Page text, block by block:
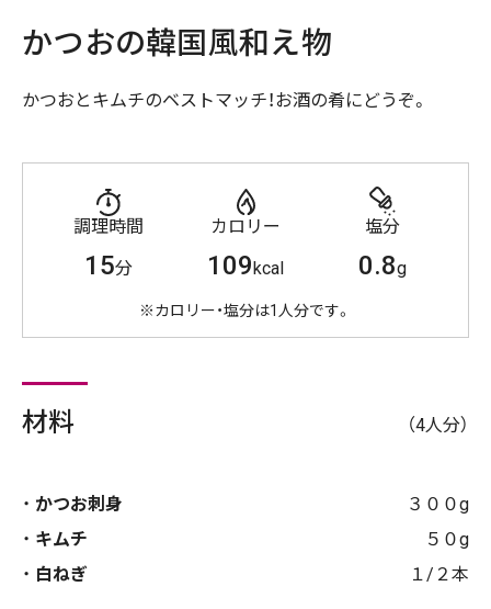
かつおの韓国風和え物
かつおとキムチのベストマッチ！お酒の肴にどうぞ。
調理時間
15分
カロリー
109kcal
塩分
0.8g
※カロリー・塩分は1人分です。
材料 （4人分）
かつお刺身
３００g
キムチ
５０g
白ねぎ
１/２本